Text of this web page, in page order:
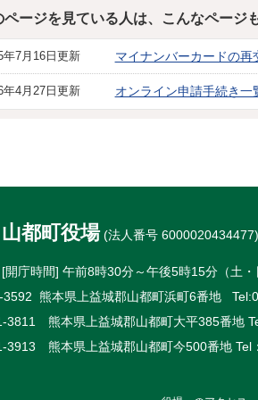
ページを見ている人は、こんなページ
年7月16日更新 マイナンバーカードの再
年4月27日更新 オンライン申請手続き一
山都町役場(法人番号 6000020434477)
[開庁時間] 午前8時30分～午後5時15分（土・
熊本県上益城郡山都町浜町6番地 Tel:
3811 熊本県上益城郡山都町大平385番地
3913 熊本県上益城郡山都町今500番地 Tel：